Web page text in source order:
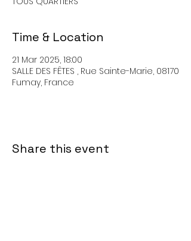
Time & Location
21 Mar 2025, 18:00
SALLE DES FÊTES , Rue Sainte-Marie, 08170
Fumay, France
Share this event